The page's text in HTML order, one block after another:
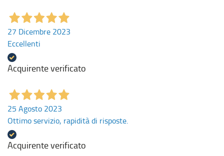
27 Dicembre 2023
Eccellenti
Acquirente verificato
25 Agosto 2023
Ottimo servizio, rapidità di risposte.
Acquirente verificato